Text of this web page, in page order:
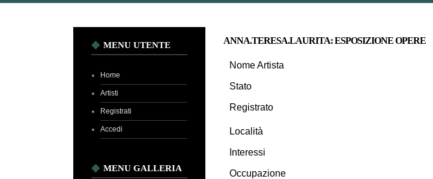
ANNA.TERESA.LAURITA: ESPOSIZIONE OPERE
Nome Artista
Stato
Registrato
Località
Interessi
Occupazione
MENU UTENTE
Home
Artisti
Registrati
Accedi
MENU GALLERIA